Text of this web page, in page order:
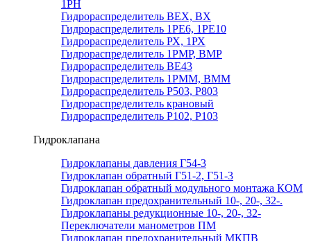
1РН
Гидрораспределитель ВЕХ, ВХ
Гидрораспределитель 1РЕ6, 1РЕ10
Гидрораспределитель РХ, 1РХ
Гидрораспределитель 1РМР, ВМР
Гидрораспределитель ВЕ43
Гидрораспределитель 1РММ, ВММ
Гидрораспределитель Р503, Р803
Гидрораспределитель крановый
Гидрораспределитель Р102, Р103
Гидроклапана
Гидроклапаны давления Г54-3
Гидроклапан обратный Г51-2, Г51-3
Гидроклапан обратный модульного монтажа КОМ
Гидроклапан предохранительный 10-, 20-, 32-.
Гидроклапаны редукционные 10-, 20-, 32-
Переключатели манометров ПМ
Гидроклапан предохранительный МКПВ